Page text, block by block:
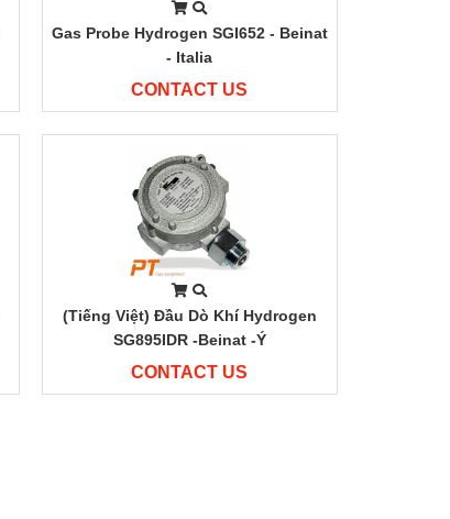
Gas Probe Hydrogen SGI652 - Beinat
- Italia
CONTACT US
(Tiếng Việt) Đầu Dò Khí Hydrogen
SG895IDR -Beinat -Ý
CONTACT US